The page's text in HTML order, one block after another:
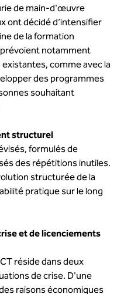
de main-d'œuvre
ont décidé d’intensifier
de la formation
notamment
comme avec la
des programmes
souhaitant
structurel
formulés de
des répétitions inutiles.
structurée de la
pratique sur le long
et de licenciements
réside dans deux
de crise. D'une
raisons économiques